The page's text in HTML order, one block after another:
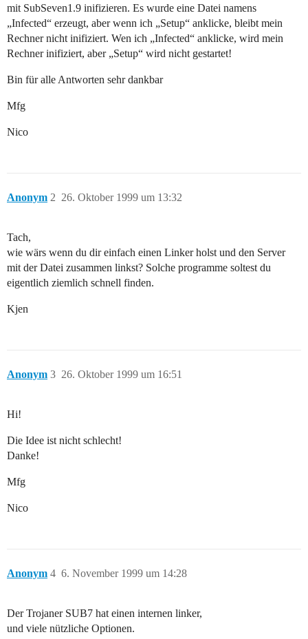
mit SubSeven1.9 inifizieren. Es wurde eine Datei namens
„Infected“ erzeugt, aber wenn ich „Setup“ anklicke, bleibt mein
Rechner nicht inifiziert. Wen ich „Infected“ anklicke, wird mein
Rechner inifiziert, aber „Setup“ wird nicht gestartet!
Bin für alle Antworten sehr dankbar
Mfg
Nico
Anonym 26. Oktober 1999 um 13:32
2
Tach,
wie wärs wenn du dir einfach einen Linker holst und den Server
mit der Datei zusammen linkst? Solche programme soltest du
eigentlich ziemlich schnell finden.
Kjen
Anonym 26. Oktober 1999 um 16:51
3
Hi!
Die Idee ist nicht schlecht!
Danke!
Mfg
Nico
Anonym 6. November 1999 um 14:28
4
Der Trojaner SUB7 hat einen internen linker,
und viele nützliche Optionen.